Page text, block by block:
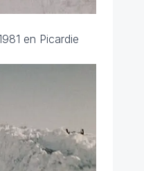
en Picardie